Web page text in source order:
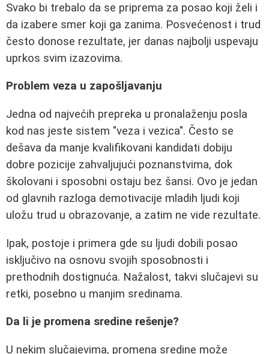
Svako bi trebalo da se priprema za posao koji želi i
da izabere smer koji ga zanima. Posvećenost i trud
često donose rezultate, jer danas najbolji uspevaju
uprkos svim izazovima.
Problem veza u zapošljavanju
Jedna od najvećih prepreka u pronalaženju posla
kod nas jeste sistem "veza i vezica". Često se
dešava da manje kvalifikovani kandidati dobiju
dobre pozicije zahvaljujući poznanstvima, dok
školovani i sposobni ostaju bez šansi. Ovo je jedan
od glavnih razloga demotivacije mladih ljudi koji
uložu trud u obrazovanje, a zatim ne vide rezultate.
Ipak, postoje i primera gde su ljudi dobili posao
isključivo na osnovu svojih sposobnosti i
prethodnih dostignuća. Nažalost, takvi slučajevi su
retki, posebno u manjim sredinama.
Da li je promena sredine rešenje?
U nekim slučajevima, promena sredine može